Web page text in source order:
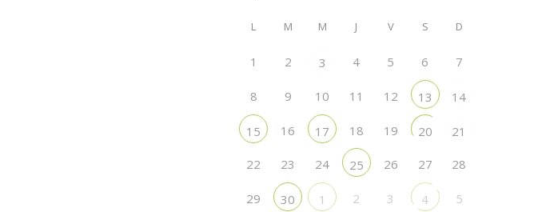
L M M J V S D
1 2 3 4 5 6 7
8 9 10 11 12 13 14
15 16 17 18 19 20 21
22 23 24 25 26 27 28
29 30 1 2 3 4 5